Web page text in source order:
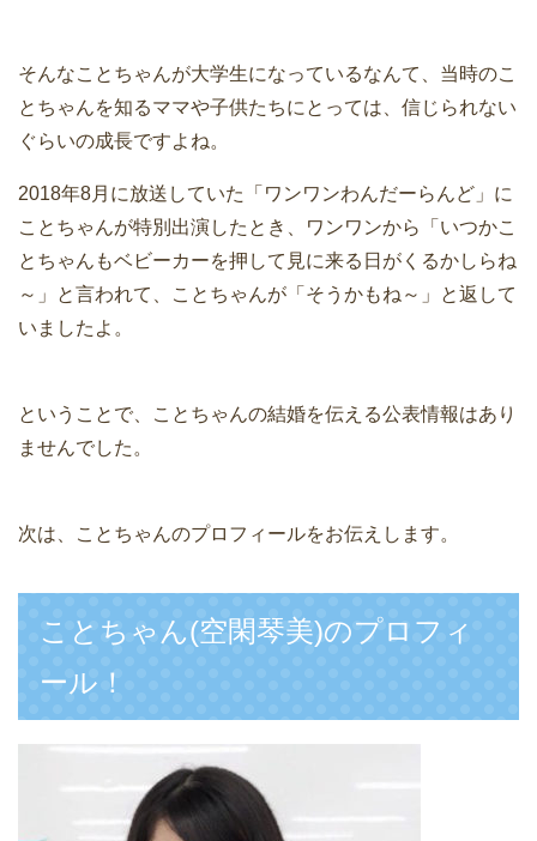
そんなことちゃんが大学生になっているなんて、当時のこ
とちゃんを知るママや子供たちにとっては、信じられない
ぐらいの成長ですよね。
2018年8月に放送していた「ワンワンわんだーらんど」に
ことちゃんが特別出演したとき、ワンワンから「いつかこ
とちゃんもベビーカーを押して見に来る日がくるかしらね
～」と言われて、ことちゃんが「そうかもね～」と返して
いましたよ。
ということで、ことちゃんの結婚を伝える公表情報はあり
ませんでした。
次は、ことちゃんのプロフィールをお伝えします。
ことちゃん(空閑琴美)のプロフィ
ール！